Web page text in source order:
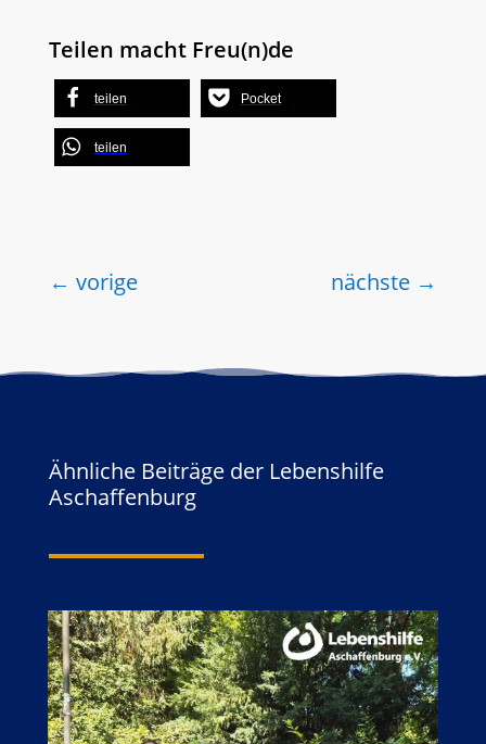
Teilen macht Freu(n)de
teilen Pocket
teilen
← vorige nächste →
Ähnliche Beiträge der Lebenshilfe
Aschaffenburg